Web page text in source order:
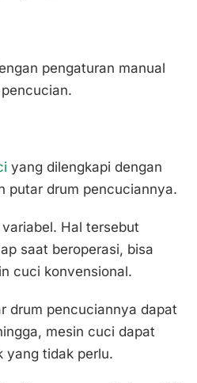
pengaturan manual
yang dilengkapi dengan
putar drum pencuciannya.
Hal tersebut
saat beroperasi, bisa
cuci konvensional.
drum pencuciannya dapat
mesin cuci dapat
yang tidak perlu.